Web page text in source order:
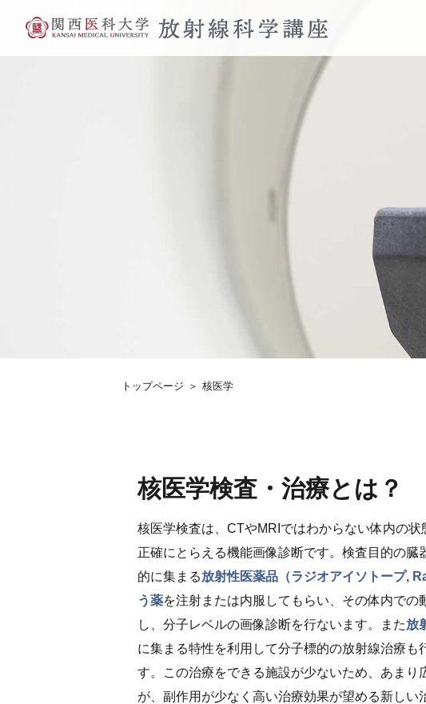
トップページ 核医学
核医学検査・治療とは？
核医学検査は、CTやMRIではわからない体内の状
正確にとらえる機能画像診断です。検査目的の臓
的に集まる放射性医薬品（ラジオアイソトープ,
う薬を注射または内服してもらい、その体内での
し、分子レベルの画像診断を行ないます。また放
に集まる特性を利用して分子標的の放射線治療も
す。この治療をできる施設が少ないため、あまり
が、副作用が少なく高い治療効果が望める新しい